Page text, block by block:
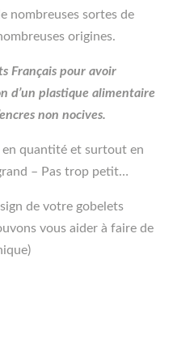
nombreuses sortes de
origines.
Français pour avoir
d’un plastique alimentaire
non nocives.
en quantité et surtout en
– Pas trop petit…
de votre gobelets
vous aider à faire de